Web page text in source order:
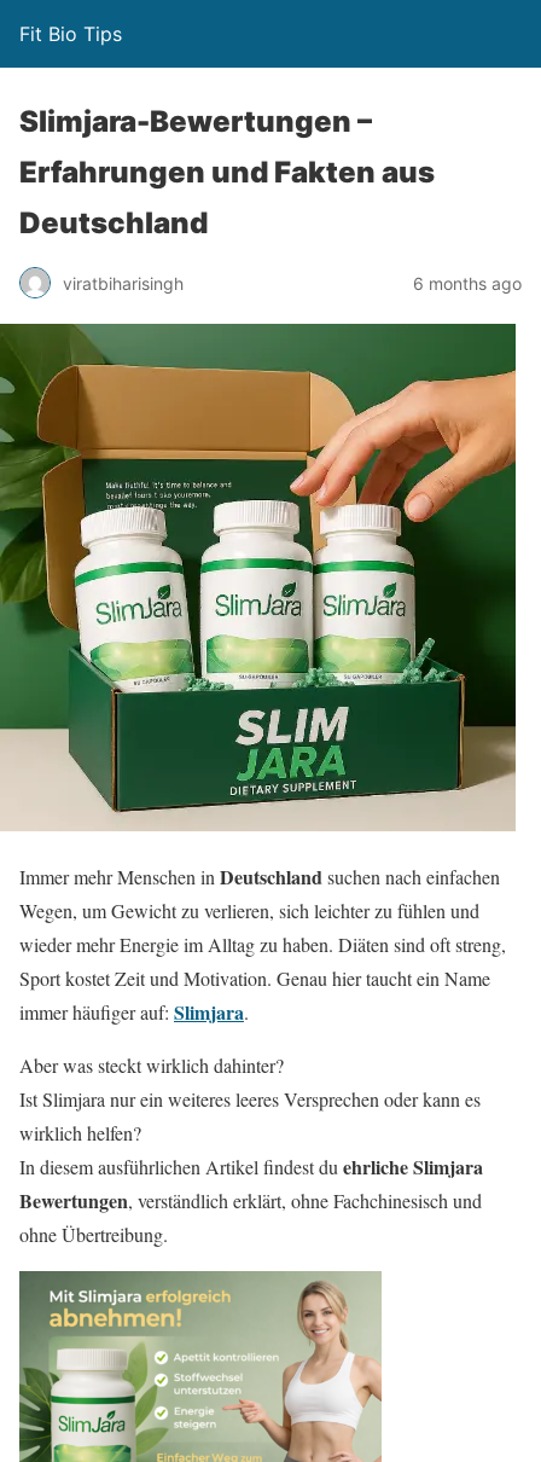
Fit Bio Tips
Slimjara-Bewertungen –
Erfahrungen und Fakten aus
Deutschland
viratbiharisingh 6 months ago
Immer mehr Menschen in Deutschlandsuchen nach einfachen
Wegen, um Gewicht zu verlieren, sich leichter zu fühlen und
wieder mehr Energie im Alltag zu haben. Diäten sind oft streng,
Sport kostet Zeit und Motivation. Genau hier taucht ein Name
immer häufiger auf: Slimjara.
Aber was steckt wirklich dahinter?
Ist Slimjara nur ein weiteres leeres Versprechen oder kann es
wirklich helfen?
In diesem ausführlichen Artikel findest du ehrliche Slimjara
Bewertungen, verständlich erklärt, ohne Fachchinesisch und
ohne Übertreibung.